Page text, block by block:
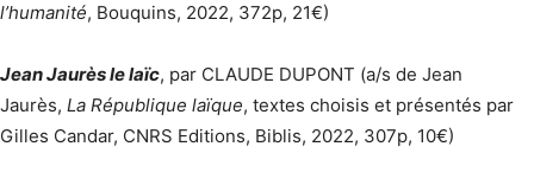
l’humanité, Bouquins, 2022, 372p, 21€)
Jean Jaurès le laïc, par CLAUDE DUPONT (a/s de Jean
Jaurès, La République laïque, textes choisis et présentés par
Gilles Candar, CNRS Editions, Biblis, 2022, 307p, 10€)